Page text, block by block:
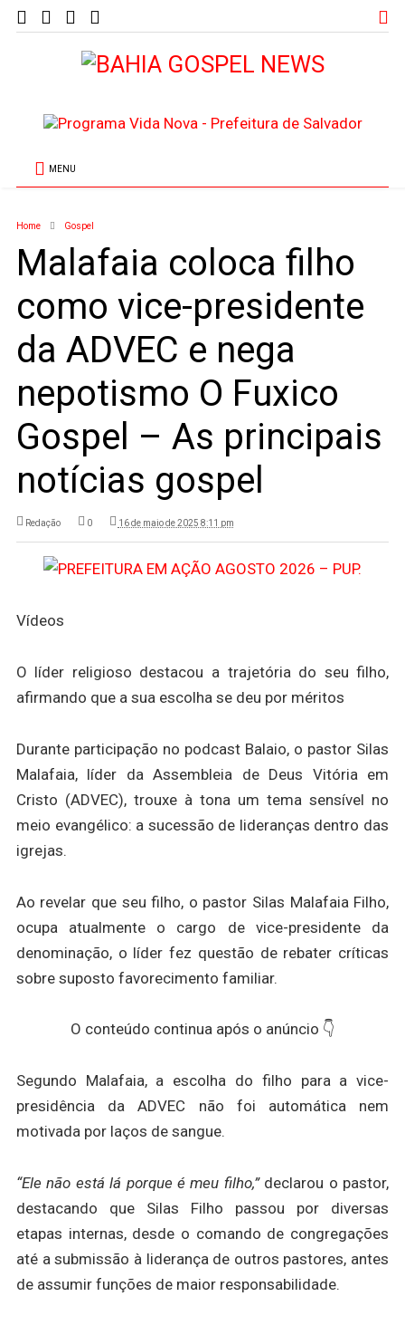
MENU
Home Gospel
Malafaia coloca filho
como vice-presidente
da ADVEC e nega
nepotismo O Fuxico
Gospel – As principais
notícias gospel
Redação 0 16 de maio de 2025 8:11 pm
Vídeos
O líder religioso destacou a trajetória do seu filho,
afirmando que a sua escolha se deu por méritos
Durante participação no podcast Balaio, o pastor Silas
Malafaia, líder da Assembleia de Deus Vitória em
Cristo (ADVEC), trouxe à tona um tema sensível no
meio evangélico: a sucessão de lideranças dentro das
igrejas.
Ao revelar que seu filho, o pastor Silas Malafaia Filho,
ocupa atualmente o cargo de vice-presidente da
denominação, o líder fez questão de rebater críticas
sobre suposto favorecimento familiar.
O conteúdo continua após o anúncio 👇
Segundo Malafaia, a escolha do filho para a vice-
presidência da ADVEC não foi automática nem
motivada por laços de sangue.
“Ele não está lá porque é meu filho,” declarou o pastor,
destacando que Silas Filho passou por diversas
etapas internas, desde o comando de congregações
até a submissão à liderança de outros pastores, antes
de assumir funções de maior responsabilidade.